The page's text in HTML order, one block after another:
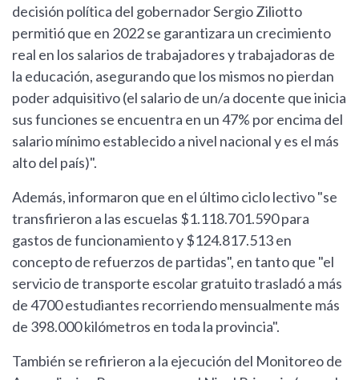
decisión política del gobernador Sergio Ziliotto
permitió que en 2022 se garantizara un crecimiento
real en los salarios de trabajadores y trabajadoras de
la educación, asegurando que los mismos no pierdan
poder adquisitivo (el salario de un/a docente que inicia
sus funciones se encuentra en un 47% por encima del
salario mínimo establecido a nivel nacional y es el más
alto del país)".
Además, informaron que en el último ciclo lectivo "se
transfirieron a las escuelas $1.118.701.590 para
gastos de funcionamiento y $124.817.513 en
concepto de refuerzos de partidas", en tanto que "el
servicio de transporte escolar gratuito trasladó a más
de 4700 estudiantes recorriendo mensualmente más
de 398.000 kilómetros en toda la provincia".
También se refirieron a la ejecución del Monitoreo de